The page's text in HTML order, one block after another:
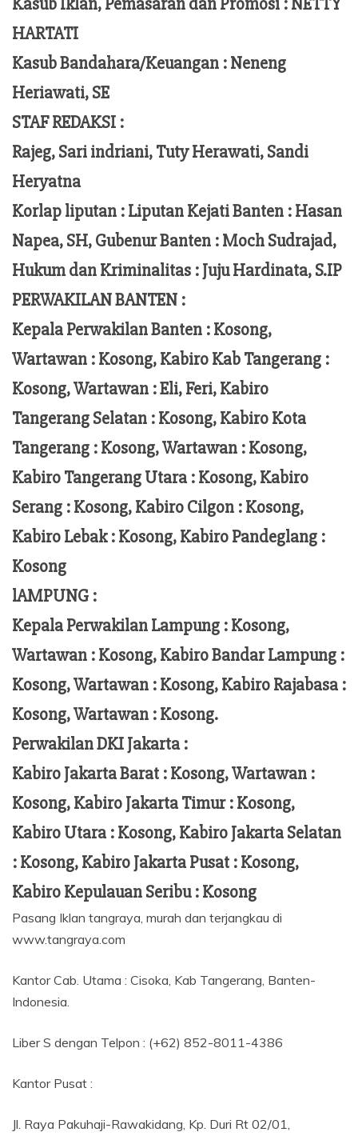
HARTATI
Kasub Bandahara/Keuangan :Neneng
Heriawati, SE
STAF REDAKSI :
Rajeg, Sari indriani, Tuty Herawati, Sandi
Heryatna
Korlap liputan :Liputan Kejati Banten : Hasan
Napea, SH,Gubenur Banten : MochSudrajad,
Hukum dan Kriminalitas :Juju Hardinata, S.IP
PERWAKILAN BANTEN :
Kepala Perwakilan Banten : Kosong,
Wartawan : Kosong, Kabiro Kab Tangerang :
Kosong,Wartawan :Eli, Feri, Kabiro
Tangerang Selatan : Kosong, Kabiro Kota
Tangerang :Kosong, Wartawan : Kosong,
Kabiro Tangerang Utara : Kosong, Kabiro
Serang : Kosong, Kabiro Cilgon : Kosong,
Kabiro Lebak : Kosong, Kabiro Pandeglang :
Kosong
lAMPUNG :
Kepala Perwakilan Lampung :Kosong,
Wartawan : Kosong, Kabiro Bandar Lampung :
Kosong, Wartawan : Kosong, Kabiro Rajabasa :
Kosong, Wartawan : Kosong.
Perwakilan DKI Jakarta :
Kabiro Jakarta Barat : Kosong, Wartawan :
Kosong, Kabiro Jakarta Timur : Kosong,
Kabiro Utara : Kosong, Kabiro Jakarta Selatan
: Kosong, Kabiro Jakarta Pusat : Kosong,
Kabiro Kepulauan Seribu : Kosong
Pasang Iklan tangraya, murah dan terjangkau di
www.tangraya.com
Kantor Cab. Utama : Cisoka, Kab Tangerang, Banten-
Indonesia.
Liber S dengan Telpon : (+62) 852-8011-4386
Kantor Pusat :
Jl. Raya Pakuhaji-Rawakidang, Kp. Duri Rt 02/01,